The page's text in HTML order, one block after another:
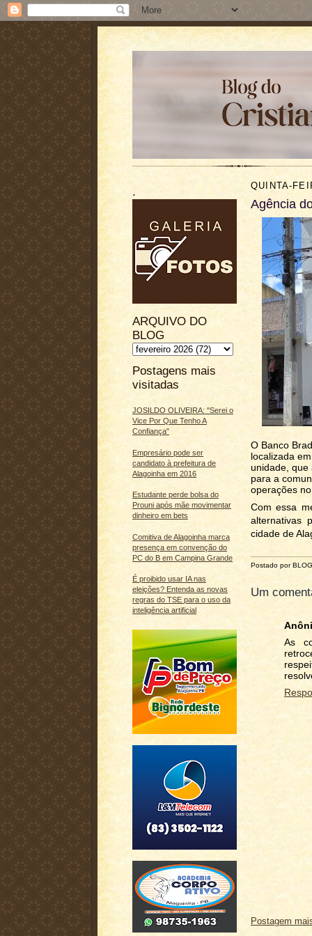
.
ARQUIVO DO
BLOG
Postagens mais
visitadas
JOSILDO OLIVEIRA: "Serei o
Vice Por Que Tenho A
Confiança"
Empresário pode ser
candidato à prefeitura de
Alagoinha em 2016
Estudante perde bolsa do
Prouni após mãe movimentar
dinheiro em bets
Comitiva de Alagoinha marca
presença em convenção do
PC do B em Campina Grande
É proibido usar IA nas
eleições? Entenda as novas
regras do TSE para o uso da
inteligência artificial
QUINTA-
Agência
O Banco
localizada
unidade, que
para a
operações
Com essa
alternativas
cidade de
Postado por
Um
As
Postagem